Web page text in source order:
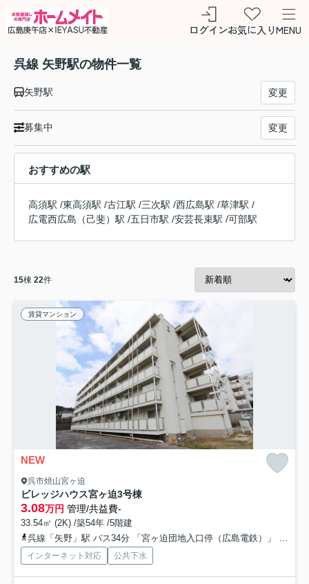
ログインお気に入りMENU
呉線 矢野駅の物件一覧
矢野駅 変更
募集中 変更
おすすめの駅
高須駅 /東高須駅 /古江駅 /三次駅 /西広島駅 /草津駅 /
広電西広島（己斐）駅 /五日市駅 /安芸長束駅 /可部駅
15棟 22件
賃貸マンション
NEW
呉市焼山宮ヶ迫
ビレッジハウス宮ヶ迫3号棟
3.08万円 管理/共益費-
33.54㎡ (2K) /築54年 /5階建
呉線「矢野」駅 バス34分 「宮ヶ迫団地入口停（広島電鉄）」 停歩12分
インターネット対応 公共下水